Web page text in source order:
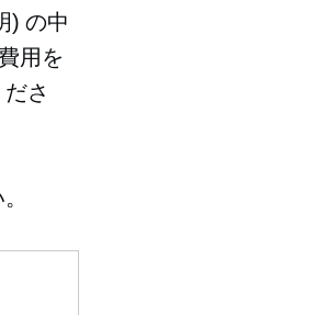
) の中
用を
さ